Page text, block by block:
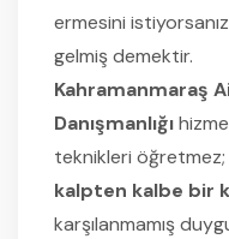
ermesini
gelmiş demektir.
Kahramanmaraş
Danışmanlığı
teknikleri öğretmez;
kalpten kalbe bir
karşılanmamış